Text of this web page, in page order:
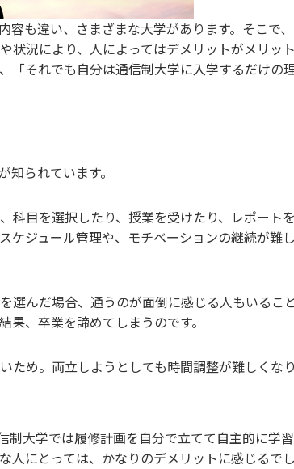
も違い、さまざまな大学があります。そこで
況により、人によってはデメリットがメリッ
「それでも自分は通信制大学に入学するだけの
られています。
科目を選択したり、授業を受けたり、レポート
ケジュール管理や、モチベーションの継続が難
選んだ場合、通うのが面倒に感じる人もいるこ
、卒業を諦めてしまうのです。
ため。両立しようとしても時間調整が難しくな
制大学では履修計画を自分で立てて自主的に学
人にとっては、かなりのデメリットに感じるで